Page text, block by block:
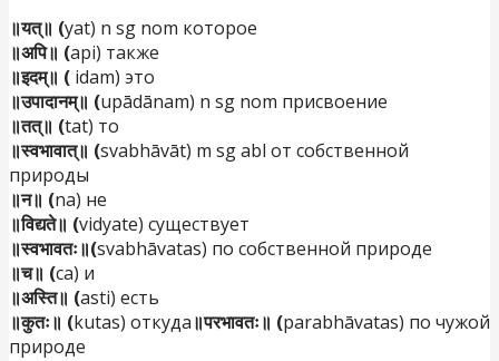
॥यत्॥ (yat) n sg nom которое
॥अपि॥ (api) также
॥इदम्॥ ( idam) это
॥उपादानम्॥ (upādānam) n sg nom присвоение
॥तत्॥ (tat) то
॥स्वभावात्॥ (svabhāvāt) m sg abl от собственной
природы
॥न॥ (na) не
॥विद्यते॥ (vidyate) существует
॥स्वभावतः॥(svabhāvatas) по собственной природе
॥च॥ (ca) и
॥अस्ति॥ (asti) есть
॥कुतः॥ (kutas) откуда॥परभावतः॥ (parabhāvatas) по чужой
природе